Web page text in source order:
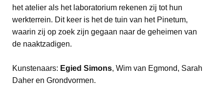
het atelier als het laboratorium rekenen zij tot hun
werkterrein. Dit keer is het de tuin van het Pinetum,
waarin zij op zoek zijn gegaan naar de geheimen van
de naaktzadigen.
Kunstenaars: Egied Simons, Wim van Egmond, Sarah
Daher en Grondvormen.